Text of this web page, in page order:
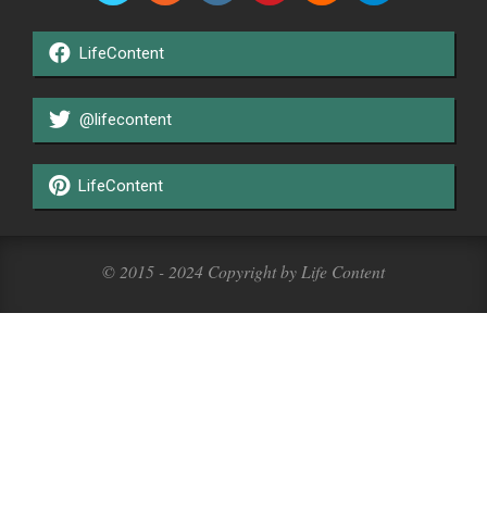
LifeContent
@lifecontent
LifeContent
© 2015 - 2024 Copyright by Life Content